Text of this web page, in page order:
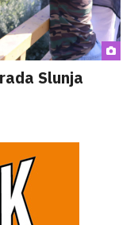
Slunja